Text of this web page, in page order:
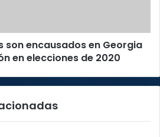
son encausados en Georgia
en elecciones de 2020